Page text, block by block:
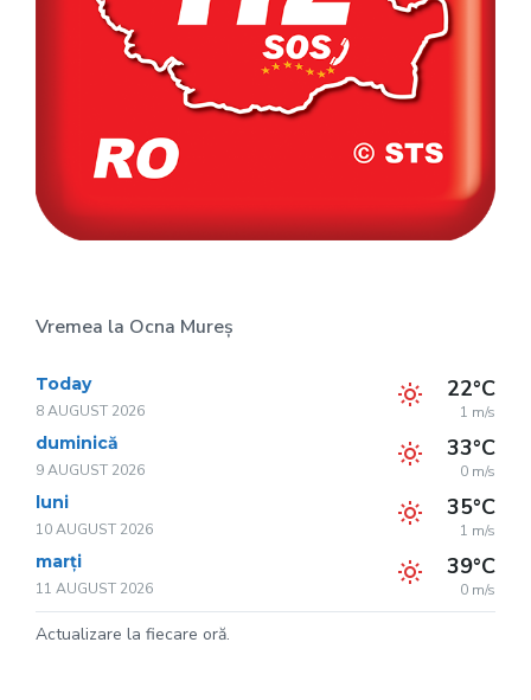
Vremea la Ocna Mureș
Today
8 AUGUST 2026
22°C
1 m/s
duminică
9 AUGUST 2026
33°C
0 m/s
luni
10 AUGUST 2026
35°C
1 m/s
marți
11 AUGUST 2026
39°C
0 m/s
Actualizare la fiecare oră.